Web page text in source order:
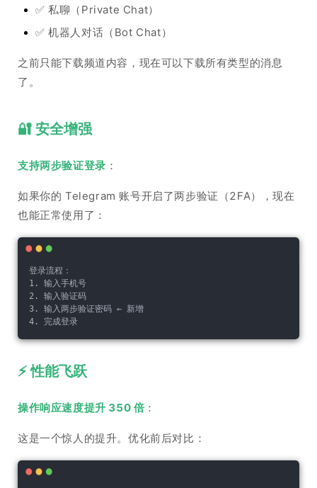
✅ 私聊（Private Chat）
✅ 机器人对话（Bot Chat）
之前只能下载频道内容，现在可以下载所有类型的消息
了。
🔐 安全增强
支持两步验证登录 ：
如果你的 Telegram 账号开启了两步验证（2FA），现在
也能正常使用了：
登录流程：
1. 输入手机号
2. 输入验证码
3. 输入两步验证密码 ← 新增
4. 完成登录
⚡ 性能飞跃
操作响应速度提升 350 倍 ：
这是一个惊人的提升。优化前后对比：